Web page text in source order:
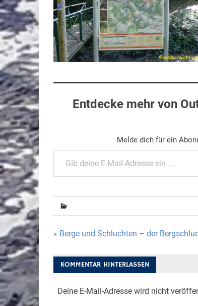
Entdecke mehr von
Melde dich für ein
Gib deine E-Mail-Adresse ein ...
Beitragsnavigation
« Berge und Schluchten – der
KOMMENTAR HINTERLASSEN
Deine E-Mail-Adresse wird nicht